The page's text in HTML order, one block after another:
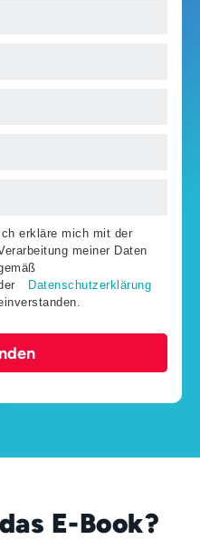
Ich erkläre mich mit der
meiner Daten
Datenschutzerklärung
E-Book?